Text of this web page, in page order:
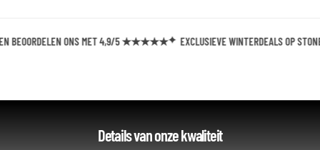
BEOORDELEN ONS MET 4,9/5 ★★★★★ EXCLUSIEVE WINTERDEALS OP STONE
Details van onze kwaliteit